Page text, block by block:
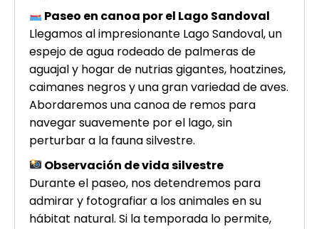
Paseo en canoa por el Lago Sandoval
Llegamos al impresionante Lago Sandoval, un
espejo de agua rodeado de palmeras de
aguajal y hogar de nutrias gigantes, hoatzines,
caimanes negros y una gran variedad de aves.
Abordaremos una canoa de remos para
navegar suavemente por el lago, sin
perturbar a la fauna silvestre.
Observación de vida silvestre
Durante el paseo, nos detendremos para
admirar y fotografiar a los animales en su
hábitat natural. Si la temporada lo permite,